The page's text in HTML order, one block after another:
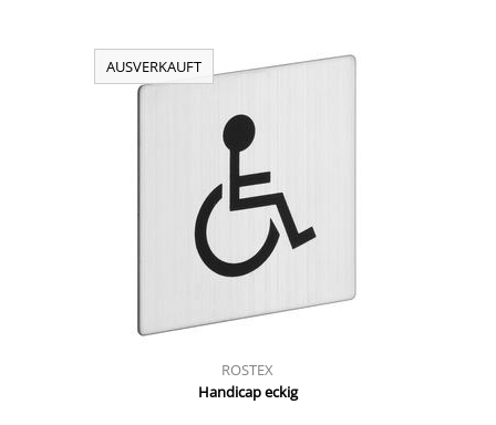
AUSVERKAUFT
ROSTEX
Handicap eckig